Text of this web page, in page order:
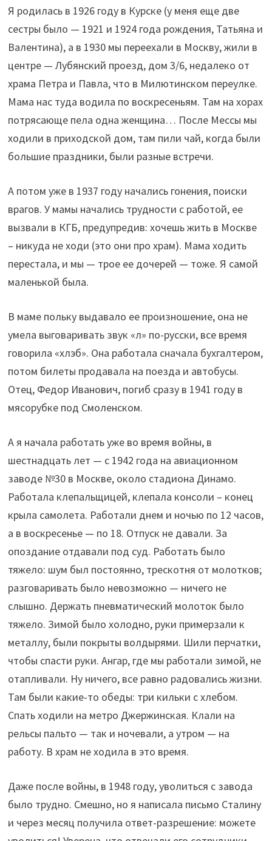
Я родилась в 1926 году в Курске (у меня еще две
сестры было — 1921 и 1924 года рождения, Татьяна и
Валентина), а в 1930 мы переехали в Москву, жили в
центре — Лубянский проезд, дом 3/6, недалеко от
храма Петра и Павла, что в Милютинском переулке.
Мама нас туда водила по воскресеньям. Там на хорах
потрясающе пела одна женщина… После Мессы мы
ходили в приходской дом, там пили чай, когда были
большие праздники, были разные встречи.
А потом уже в 1937 году начались гонения, поиски
врагов. У мамы начались трудности с работой, ее
вызвали в КГБ, предупредив: хочешь жить в Москве
– никуда не ходи (это они про храм). Мама ходить
перестала, и мы — трое ее дочерей — тоже. Я самой
маленькой была.
В маме польку выдавало ее произношение, она не
умела выговаривать звук «л» по-русски, все время
говорила «хлэб». Она работала сначала бухгалтером,
потом билеты продавала на поезда и автобусы.
Отец, Федор Иванович, погиб сразу в 1941 году в
мясорубке под Смоленском.
А я начала работать уже во время войны, в
шестнадцать лет — с 1942 года на авиационном
заводе №30 в Москве, около стадиона Динамо.
Работала клепальщицей, клепала консоли – конец
крыла самолета. Работали днем и ночью по 12 часов,
а в воскресенье — по 18. Отпуск не давали. За
опоздание отдавали под суд. Работать было
тяжело: шум был постоянно, трескотня от молотков;
разговаривать было невозможно — ничего не
слышно. Держать пневматический молоток было
тяжело. Зимой было холодно, руки примерзали к
металлу, были покрыты волдырями. Шили перчатки,
чтобы спасти руки. Ангар, где мы работали зимой, не
отапливали. Ну ничего, все равно радовались жизни.
Там были какие-то обеды: три кильки с хлебом.
Cпать ходили на метро Джержинская. Клали на
рельсы пальто — так и ночевали, а утром — на
работу. В храм не ходила в это время.
Даже после войны, в 1948 году, уволиться с завода
было трудно. Смешно, но я написала письмо Сталину
и через месяц получила ответ-разрешение: можете